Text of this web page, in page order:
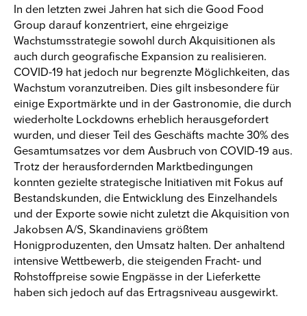
In den letzten zwei Jahren hat sich die Good Food
Group darauf konzentriert, eine ehrgeizige
Wachstumsstrategie sowohl durch Akquisitionen als
auch durch geografische Expansion zu realisieren.
COVID-19 hat jedoch nur begrenzte Möglichkeiten, das
Wachstum voranzutreiben. Dies gilt insbesondere für
einige Exportmärkte und in der Gastronomie, die durch
wiederholte Lockdowns erheblich herausgefordert
wurden, und dieser Teil des Geschäfts machte 30% des
Gesamtumsatzes vor dem Ausbruch von COVID-19 aus.
Trotz der herausfordernden Marktbedingungen
konnten gezielte strategische Initiativen mit Fokus auf
Bestandskunden, die Entwicklung des Einzelhandels
und der Exporte sowie nicht zuletzt die Akquisition von
Jakobsen A/S, Skandinaviens größtem
Honigproduzenten, den Umsatz halten. Der anhaltend
intensive Wettbewerb, die steigenden Fracht- und
Rohstoffpreise sowie Engpässe in der Lieferkette
haben sich jedoch auf das Ertragsniveau ausgewirkt.